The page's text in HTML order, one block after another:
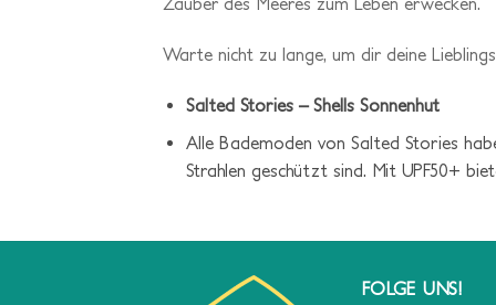
Warte nicht zu lange, um dir deine
Salted Stories – Shells Sonnenhut
Alle Bademoden von Salted Stories
Strahlen geschützt sind. Mit UPF50+
FOLGE UNS!